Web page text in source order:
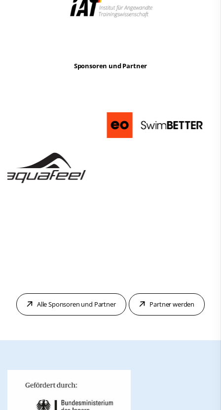
Sponsoren und Partner
Alle Sponsoren und Partner Partner werden